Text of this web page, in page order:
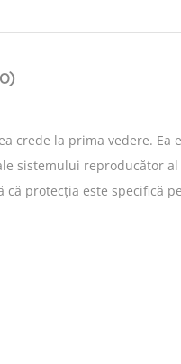
crede la prima vedere. Ea
sistemului reproducător
protecția este specifică